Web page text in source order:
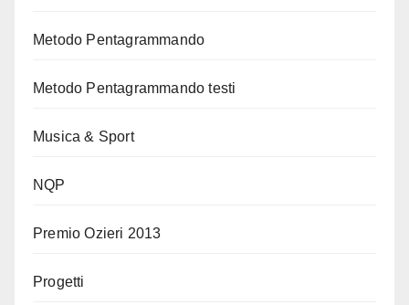
Metodo Pentagrammando
Metodo Pentagrammando testi
Musica & Sport
NQP
Premio Ozieri 2013
Progetti